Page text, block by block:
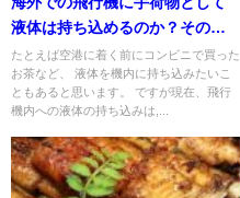
液体は持ち込めるのか？その制
限について
たとえば空港に着く前にコンビニで買った
お茶など、 液体を機内に持ち込みたいこ
ともあると思います。 ですが現在、飛行
機内への液体の持ち込みは,...